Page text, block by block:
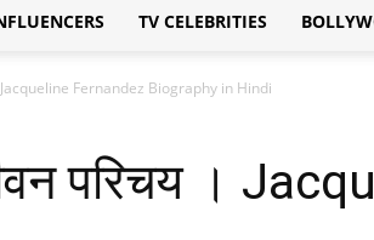
TV CELEBRITIES
Jacqueline Fernandez Biography in Hindi
परिचय ।